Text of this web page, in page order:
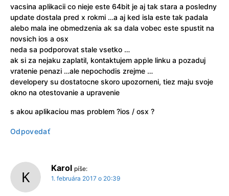
vacsina aplikacii co nieje este 64bit je aj tak stara a posledny
update dostala pred x rokmi …a aj ked isla este tak padala
alebo mala ine obmedzenia ak sa dala vobec este spustit na
novsich ios a osx
neda sa podporovat stale vsetko …
ak si za nejaku zaplatil, kontaktujem apple linku a pozaduj
vratenie penazi …ale nepochodis zrejme …
developery su dostatocne skoro upozorneni, tiez maju svoje
okno na otestovanie a upravenie
s akou aplikaciou mas problem ?ios / osx ?
Odpovedať
Karol píše:
1. februára 2017 o 20:39